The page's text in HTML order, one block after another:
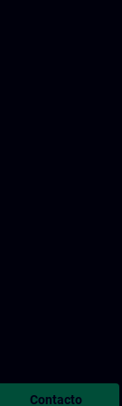
Contacto